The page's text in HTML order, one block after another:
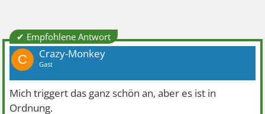
✔ Empfohlene Antwort
C Crazy-Monkey
Gast
Mich triggert das ganz schön an, aber es ist in
Ordnung.